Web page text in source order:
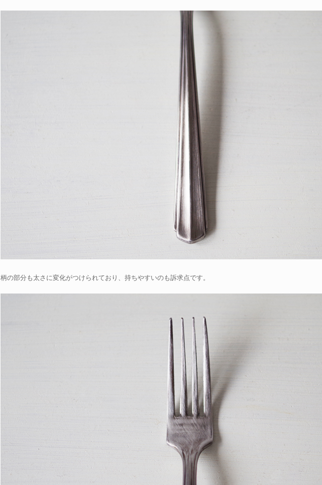
柄の部分も太さに変化がつけられており、持ちやすいのも訴求点です。